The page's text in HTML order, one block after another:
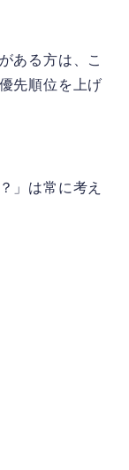
ある方は、こ
先順位を上げ
」は常に考え